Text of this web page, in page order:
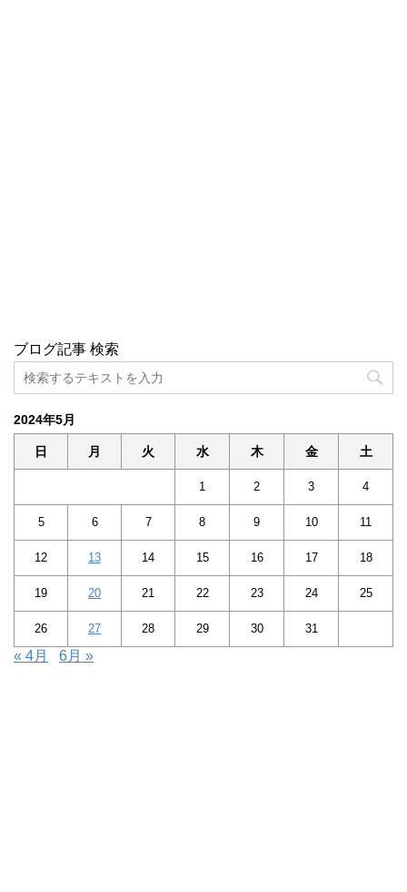
ブログ記事 検索
2024年5月
日 月 火 水 木 金 土
1 2 3 4
5 6 7 8 9 10 11
12 13 14 15 16 17 18
19 20 21 22 23 24 25
26 27 28 29 30 31
« 4月 6月 »